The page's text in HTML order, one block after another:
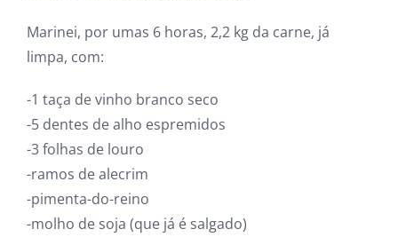
Marinei, por umas 6 horas, 2,2 kg da carne, já
limpa, com:
-1 taça de vinho branco seco
-5 dentes de alho espremidos
-3 folhas de louro
-ramos de alecrim
-pimenta-do-reino
-molho de soja (que já é salgado)